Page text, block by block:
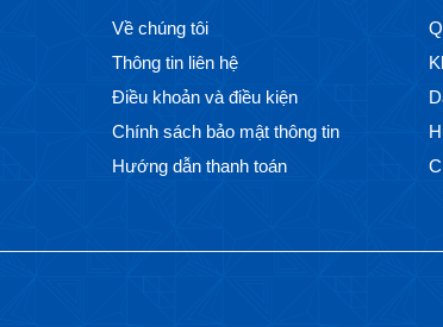
Về chúng tôi
Thông tin liên hệ
Điều khoản và điều kiện
Chính sách bảo mật thông tin
Hướng dẫn thanh toán